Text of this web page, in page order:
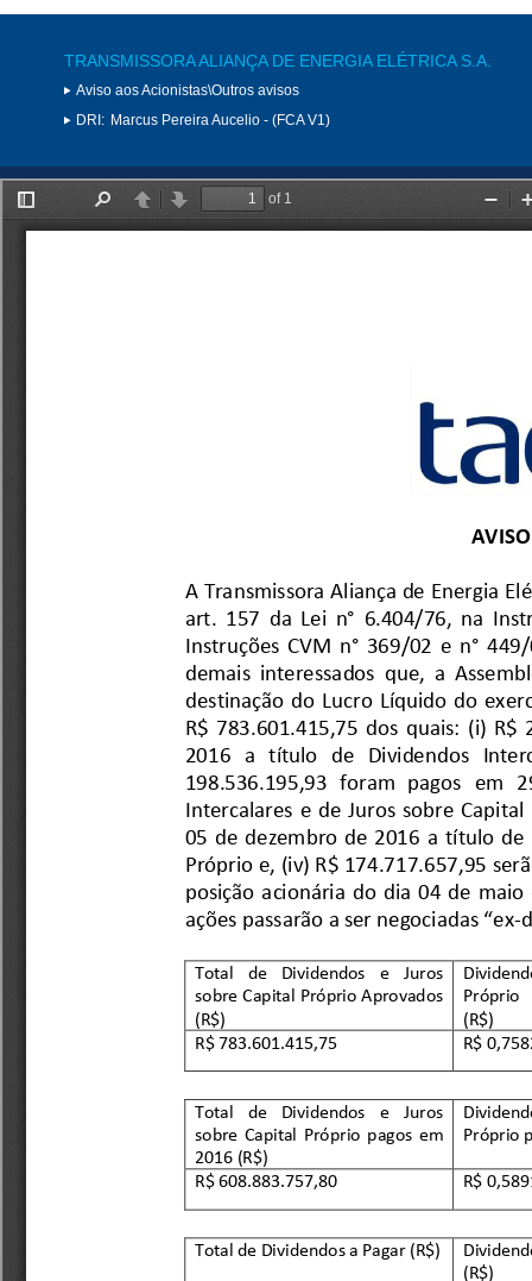
TRANSMISSORA ALIANÇA DE ENERGIA ELÉTRICA S.A.
Aviso aos Acionistas\Outros avisos
DRI: Marcus Pereira Aucelio - (FCA V1)